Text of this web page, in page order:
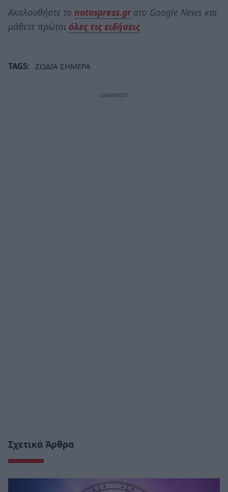
Ακολουθήστε το notospress.grστο Google News και
μάθετε πρώτοι όλες τις ειδήσεις
TAGS: ΖΩΔΙΑ ΣΗΜΕΡΑ
Σχετικά Άρθρα